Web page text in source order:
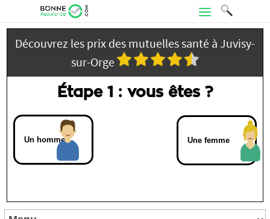
Découvrez les prix des mutuelles santé à Juvisy-
sur-Orge
Étape 1 : vous êtes ?
Un homme Une femme